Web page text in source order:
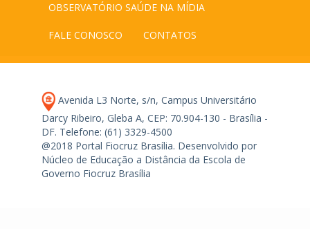
OBSERVATÓRIO SAÚDE NA MÍDIA
FALE CONOSCO CONTATOS
Avenida L3 Norte, s/n, Campus Universitário
Darcy Ribeiro, Gleba A, CEP: 70.904-130 - Brasília -
DF. Telefone: (61) 3329-4500
@2018 Portal Fiocruz Brasília. Desenvolvido por
Núcleo de Educação a Distância da Escola de
Governo Fiocruz Brasília